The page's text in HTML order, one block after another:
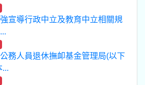
強宣導行政中立及教育中立相關規
公務人員退休撫卹基金管理局(以下
...